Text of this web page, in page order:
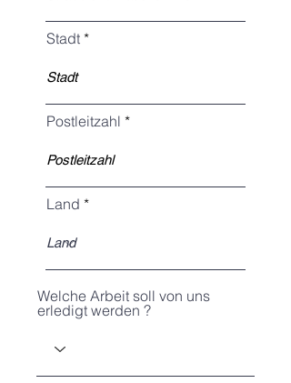
Stadt
Postleitzahl
Land
Welche Arbeit soll von uns
erledigt werden ?